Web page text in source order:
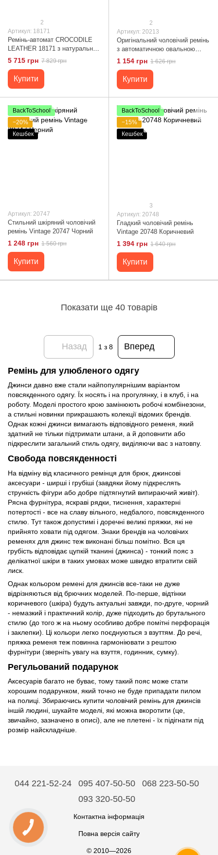
2
Артикул: 18171
Ремінь-автомат CROCODILE
LEATHER 18171 з натуральної
шкіри крокодила Коричневий
5 715 грн 7 829 грн
Купити
2
Артикул: 20213
Оригінальний чоловічий ремінь
з автоматичною овальною
пряжкою Vintage 20213 Чорний
1 154 грн 1 626 грн
Купити
BackToSchool
−20%
Кешбек
Артикул: 20747
Стильний шкіряний чоловічий
ремінь Vintage 20747 Чорний
1 248 грн 1 560 грн
Купити
BackToSchool
−15%
Кешбек
3
Артикул: 20748
Гладкий чоловічий ремінь
Vintage 20748 Коричневий
1 394 грн 1 640 грн
Купити
Показати ще 40 товарів
Назад 1 з 8 Вперед
Ремінь для улюбленого одягу
Джинси давно вже стали найпопулярнішим варіантом
повсякденного одягу. Їх носять і на прогулянку, і в клуб, і на
роботу. Моделі простого крою замінюють робочі комбінезони,
а стильні новинки прикрашають колекції відомих брендів.
Однак кожні джинси вимагають відповідного ременя, який
здатний не тільки підтримати штани, а й доповнити або
підкреслити загальний стиль одягу, виділяючи вас з натовпу.
Свобода повсякденності
На відміну від класичного ремінця для брюк, джинсові
аксесуари - ширші і грубіші (завдяки йому підкреслять
стрункість фігури або добре підтягнутий випираючий живіт).
Рясна фурнітура, яскраві рядки, тиснення, характерні
потертості - все на славу вільного, недбалого, повсякденного
стилю. Тут також допустимі і доречні великі пряжки, які не
прийнято ховати під одягом. Знаки брендів на чоловічих
ременях для джинс теж виконані більш помітно. Вся ця
грубість відповідає цупкій тканині (джинса) - тонкий пояс з
делікатної шкіри в таких умовах може швидко втратити свій
лиск.
Однак кольором ремені для джинсів все-таки не дуже
відрізняються від брючних моделей. По-перше, відтінки
коричневого (шкіра) будуть актуальні завжди, по-друге, чорний
- немазкий і практичний колір, дуже підходить до брутального
стилю (до того ж на ньому особливо добре помітні перфорація
і заклепки). Ці кольори легко поєднуються з взуттям. До речі,
пряжка ременя теж повинна гармоніювати з рештою
фурнітури (зверніть увагу на взуття, годинник, сумку).
Регульований подарунок
Аксесуарів багато не буває, тому такий пояс може стати
хорошим подарунком, який точно не буде припадати пилом
на полиці. Збираючись купити чоловічий ремінь для джинсів
іншій людині, шукайте моделі, які можна вкоротити (це,
звичайно, зазначено в описі), але не плетені - їх підігнати під
розмір найскладніше.
044 221-52-24 095 407-50-50
068 223-50-50
093 320-50-50
Контактна інформація
Повна версія сайту
© 2010—2026